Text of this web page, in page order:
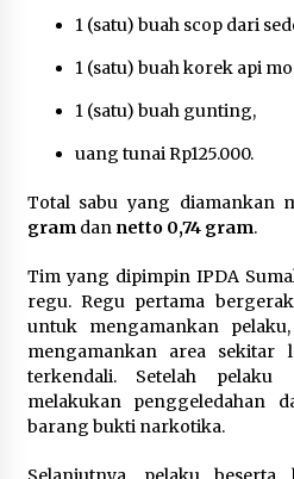
1 (satu) buah scop dari
1 (satu) buah korek api
1 (satu) buah gunting,
uang tunai Rp125.000.
Total sabu yang diamankan
gram dan netto 0,74 gram.
Tim yang dipimpin IPDA
regu. Regu pertama
untuk mengamankan
mengamankan area sekitar
terkendali. Setelah pelaku
melakukan penggeledahan
barang bukti narkotika.